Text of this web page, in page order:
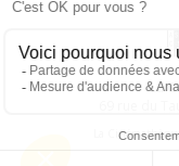
La
La